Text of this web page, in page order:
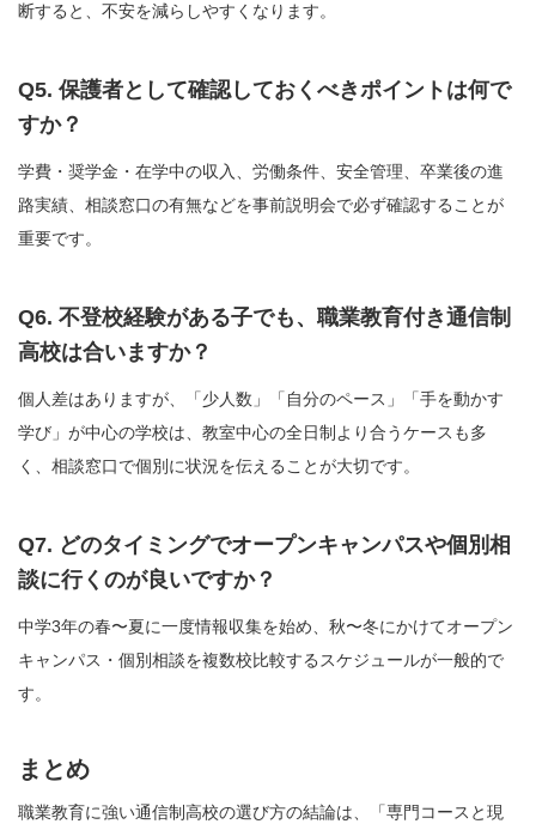
断すると、不安を減らしやすくなります。
Q5. 保護者として確認しておくべきポイントは何で
すか？
学費・奨学金・在学中の収入、労働条件、安全管理、卒業後の進
路実績、相談窓口の有無などを事前説明会で必ず確認することが
重要です。
Q6. 不登校経験がある子でも、職業教育付き通信制
高校は合いますか？
個人差はありますが、「少人数」「自分のペース」「手を動かす
学び」が中心の学校は、教室中心の全日制より合うケースも多
く、相談窓口で個別に状況を伝えることが大切です。
Q7. どのタイミングでオープンキャンパスや個別相
談に行くのが良いですか？
中学3年の春〜夏に一度情報収集を始め、秋〜冬にかけてオープン
キャンパス・個別相談を複数校比較するスケジュールが一般的で
す。
まとめ
職業教育に強い通信制高校の選び方の結論は、「専門コースと現